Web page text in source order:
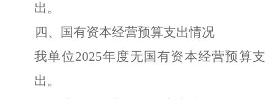
出。
四、国有资本经营预算支出情况
我单位2025年度无国有资本经营预算支
出。